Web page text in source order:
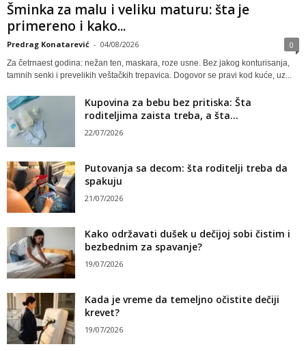
Šminka za malu i veliku maturu: šta je
primereno i kako...
Predrag Konatarević - 04/08/2026 0
Za četrnaest godina: nežan ten, maskara, roze usne. Bez jakog konturisanja,
tamnih senki i prevelikih veštačkih trepavica. Dogovor se pravi kod kuće, uz...
Kupovina za bebu bez pritiska: Šta
roditeljima zaista treba, a šta...
22/07/2026
Putovanja sa decom: šta roditelji treba da
spakuju
21/07/2026
Kako održavati dušek u dečijoj sobi čistim i
bezbednim za spavanje?
19/07/2026
Kada je vreme da temeljno očistite dečiji
krevet?
19/07/2026